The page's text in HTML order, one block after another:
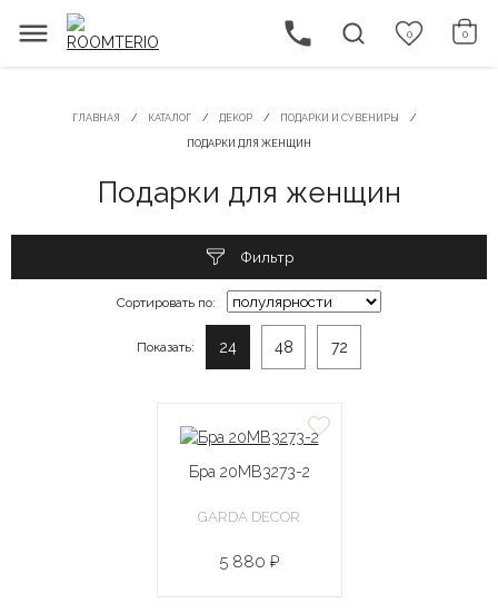
0 0
ГЛАВНАЯ КАТАЛОГ ДЕКОР ПОДАРКИ И СУВЕНИРЫ
ПОДАРКИ ДЛЯ ЖЕНЩИН
Подарки для женщин
Фильтр
Сортировать по:
Показать: 24 48 72
Бра 20MB3273-2
GARDA DECOR
5 880 ₽